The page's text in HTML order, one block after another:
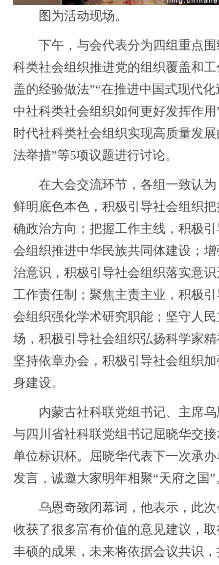
图为活动现场。
下午，与会代表分为四组重点围
科类社会组织推进党的组织覆盖和
盖的经验做法”“在推进中国式现代化
中社科类社会组织如何更好发挥作用
时代社科类社会组织实现高质量发
法举措”等5项议题进行讨论。
在大会交流环节，各组一致认为
鲜明底色本色，积极引导社会组织
确政治方向；把握工作主线，积极
会组织推进中华民族共同体建设；
治意识，积极引导社会组织落实意
工作责任制；聚焦主责主业，积极
会组织强化学术研究职能；坚守人
场，积极引导社会组织弘扬科学家
坚持依章办会，积极引导社会组织
身建设。
内蒙古社科联党组书记、主席乌
与四川省社科联党组书记屈晓华交
单位标识杯。屈晓华代表下一次承
发言，诚邀大家明年相聚“天府之国”
乌恩奇致闭幕词，他表示，此次
收获了很多富有价值的意见建议，
丰硕的成果，未来将依据会议共识